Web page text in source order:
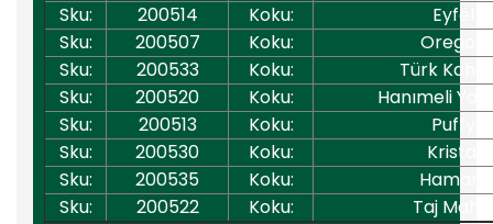
Sku:
200514 Koku:
Eyfel
Sku:
200507 Koku:
Oregon
Sku:
200533 Koku:
Türk
Sku:
200520 Koku:
Hanımeli
Sku:
200513 Koku:
Puffy
Sku:
200530 Koku:
Kristal
Sku:
200535 Koku:
Hamam
Sku:
200522 Koku:
Taj